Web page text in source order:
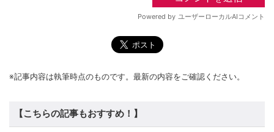
※記事内容は執筆時点のものです。最新の内容をご確認ください。
【こちらの記事もおすすめ！】